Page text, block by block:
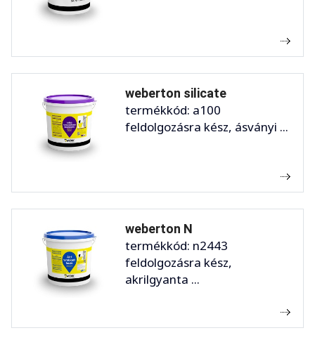
weberton silicate
termékkód: a100
feldolgozásra kész, ásványi ...
weberton N
termékkód: n2443
feldolgozásra kész,
akrilgyanta ...